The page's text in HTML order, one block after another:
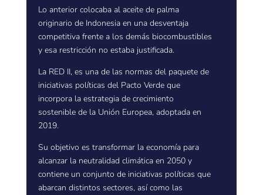
Lo anterior colocaba al aceite de palma
originario de Indonesia en una desventaja
competitiva frente a los demás biocombustibles
y esa restricción no estaba justificada.
La RED II, es una de las normas del paquete de
iniciativas políticas del Pacto Verde que
incorpora la estrategia de crecimiento
sostenible de la Unión Europea, adoptada en
2019.
Su objetivo es transformar la economía para
alcanzar la neutralidad climática en 2050 y
contiene un conjunto de iniciativas políticas que
abarcan distintos sectores, así como las